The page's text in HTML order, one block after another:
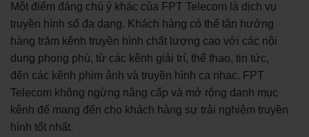
Một điểm đáng chú ý khác của FPT Telecom là dịch vụ
truyền hình số đa dạng. Khách hàng có thể tận hưởng
hàng trăm kênh truyền hình chất lượng cao với các nội
dung phong phú, từ các kênh giải trí, thể thao, tin tức,
đến các kênh phim ảnh và truyền hình ca nhạc. FPT
Telecom không ngừng nâng cấp và mở rộng danh mục
kênh để mang đến cho khách hàng sự trải nghiệm truyền
hình tốt nhất.